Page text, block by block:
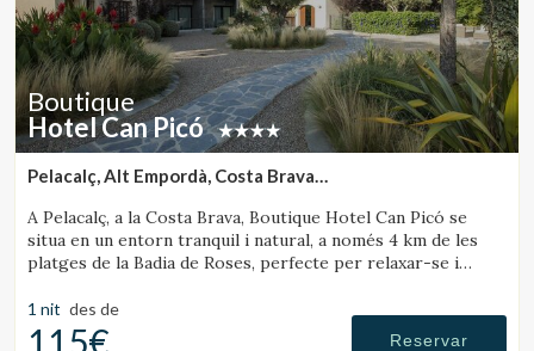
Boutique
Hotel Can Picó
Pelacalç, Alt Empordà, Costa Brava
A Pelacalç, a la Costa Brava, Boutique Hotel Can Picó se
situa en un entorn tranquil i natural, a només 4 km de les
platges de la Badia de Roses, perfecte per relaxar-se i
1 nit des de
115€ Reservar
una millor experiència a través de productes recomanats.
Marketing i publicitat
Aquestes cookies són utilitzades per emmagatzemar
informació sobre les preferències i les eleccions personals
de l'usuari a través de l'observació continuada dels seus
hàbits de navegació. Gràcies a elles, podem conèixer els
relacionada amb el perfil de navegació de l'usuari.